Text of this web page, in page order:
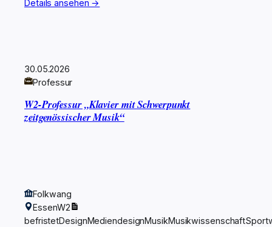
Details ansehen →
30.05.2026
Professur
W2-Professur „Klavier mit Schwerpunkt
zeitgenössischer Musik“
Folkwang
EssenW2
befristetDesignMediendesignMusikMusikwissenschaft